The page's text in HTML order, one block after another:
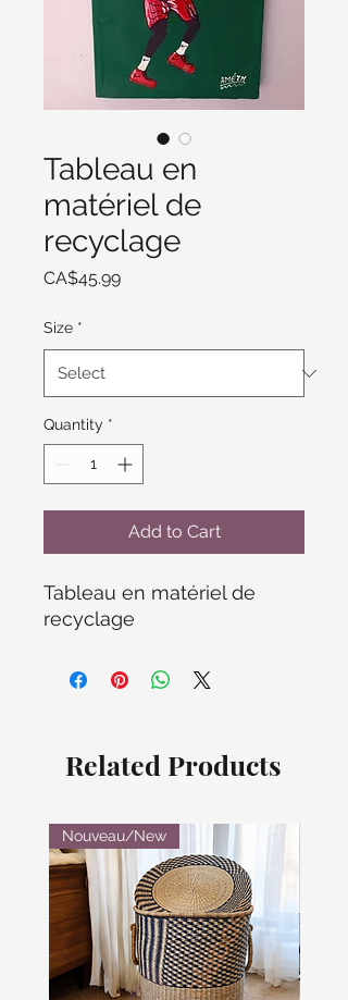
Tableau en
matériel de
recyclage
CA$45.99Price
Size *
Quantity *
Add to Cart
Tableau en matériel de
recyclage
Related Products
Nouveau/New